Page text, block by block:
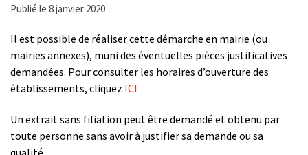
Publié le 8 janvier 2020
Il est possible de réaliser cette démarche en mairie (ou
mairies annexes), muni des éventuelles pièces justificatives
demandées. Pour consulter les horaires d’ouverture des
établissements, cliquez ICI
Un extrait sans filiation peut être demandé et obtenu par
toute personne sans avoir à justifier sa demande ou sa
qualité.